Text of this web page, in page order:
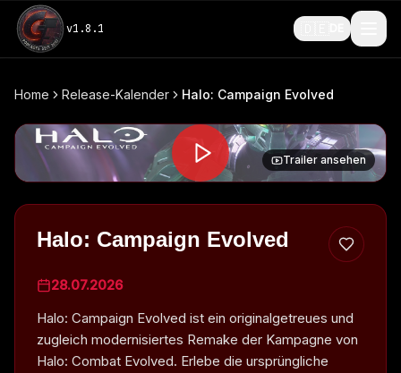
v1.8.1
Home Release-Kalender Halo: Campaign Evolved
Trailer ansehen
Halo: Campaign Evolved
28.07.2026
Halo: Campaign Evolved ist ein originalgetreues und
zugleich modernisiertes Remake der Kampagne von
Halo: Combat Evolved. Erlebe die ursprüngliche